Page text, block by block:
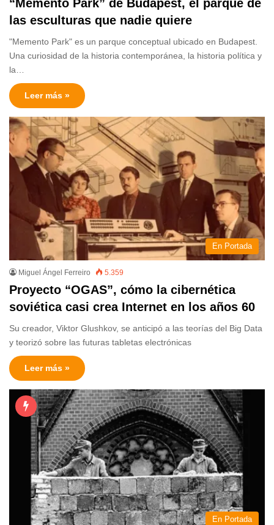
“Memento Park” de Budapest, el parque de
las esculturas que nadie quiere
"Memento Park" es un parque conceptual ubicado en Budapest.
Una curiosidad de la historia contemporánea, la historia política y
la…
Leer más »
En Portada
Miguel Ángel Ferreiro 5.359
Proyecto “OGAS”, cómo la cibernética
soviética casi crea Internet en los años 60
Su creador, Viktor Glushkov, se anticipó a las teorías del Big Data
y teorizó sobre las futuras tabletas electrónicas
Leer más »
En Portada